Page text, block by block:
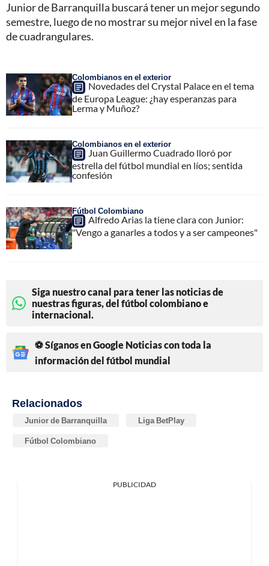
Junior de Barranquilla buscará tener un mejor segundo
semestre, luego de no mostrar su mejor nivel en la fase
de cuadrangulares.
Colombianos en el exterior
Novedades del Crystal Palace en el tema
de Europa League: ¿hay esperanzas para
Lerma y Muñoz?
Colombianos en el exterior
Juan Guillermo Cuadrado lloró por
estrella del fútbol mundial en líos; sentida
confesión
Fútbol Colombiano
Alfredo Arias la tiene clara con Junior:
"Vengo a ganarles a todos y a ser campeones"
Siga nuestro canal para tener las noticias de
nuestras figuras, del fútbol colombiano e
internacional.
⚽ Síganos en Google Noticias con toda la
información del fútbol mundial
Relacionados
Junior de Barranquilla Liga BetPlay
Fútbol Colombiano
PUBLICIDAD